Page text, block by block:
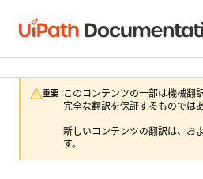
重要 :このコンテンツの一部は機械翻
完全な翻訳を保証するものでは
新しいコンテンツの翻訳は、お
す。